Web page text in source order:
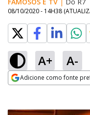
08/10/2020 - 14H38
A+ A-
Adicione como fonte